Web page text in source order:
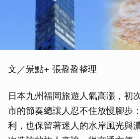
文／景點+ 張盈盈整理
日本九州福岡旅遊人氣高漲，初
市的節奏總讓人忍不住放慢腳步
利，也保留著迷人的水岸風光與